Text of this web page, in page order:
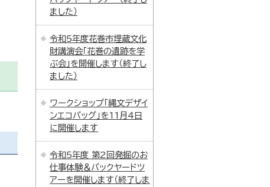
ました）
令和5年度花巻市埋蔵文化
財講演会「花巻の遺跡を学
ぶ会」を開催します（終了し
ました）
ワークショップ「縄文デザイ
ンエコバッグ」を11月4日
に開催します
令和5年度 第2回発掘のお
仕事体験＆バックヤードツ
アーを開催します（終了しま